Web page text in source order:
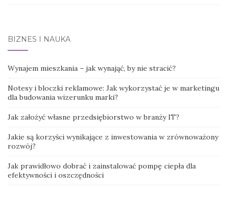
BIZNES I NAUKA
Wynajem mieszkania – jak wynająć, by nie stracić?
Notesy i bloczki reklamowe: Jak wykorzystać je w marketingu
dla budowania wizerunku marki?
Jak założyć własne przedsiębiorstwo w branży IT?
Jakie są korzyści wynikające z inwestowania w zrównoważony
rozwój?
Jak prawidłowo dobrać i zainstalować pompę ciepła dla
efektywności i oszczędności